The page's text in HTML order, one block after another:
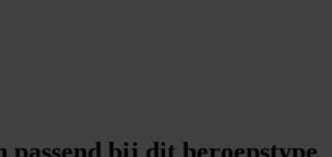
passend bij dit beroepstype